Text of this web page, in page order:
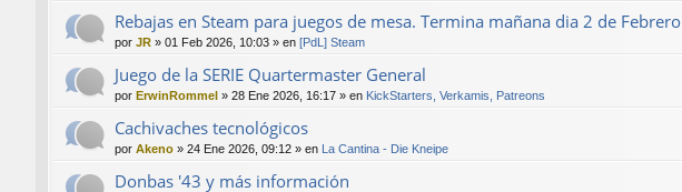
Rebajas en Steam para juegos de mesa. Termina mañana dia 2 de Febrero
por JR » 01 Feb 2026, 10:03 » en [PdL] Steam
Juego de la SERIE Quartermaster General
por ErwinRommel » 28 Ene 2026, 16:17 » en KickStarters, Verkamis, Patreons
Cachivaches tecnológicos
por Akeno » 24 Ene 2026, 09:12 » en La Cantina - Die Kneipe
Donbas '43 y más información